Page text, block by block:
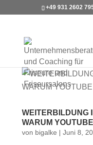
+49 931 2602
WEITERBILDUNG
WARUM
von bigalke | Juni 8,